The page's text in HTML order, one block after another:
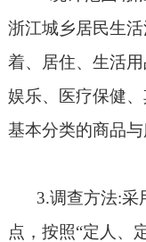
浙江城乡居民生
着、居住、生活
娱乐、医疗保健
基本分类的商品与
3.调查方法:采
点，按照“定人、